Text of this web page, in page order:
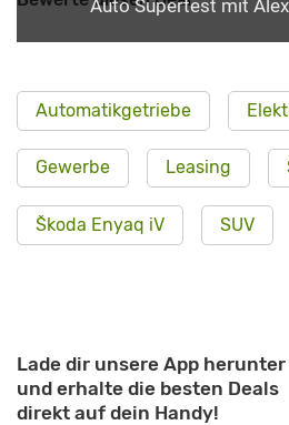
Auto Supertest mit
Automatikgetriebe
Gewerbe Leasing
Škoda Enyaq iV SUV
Lade dir unsere App herunter
und erhalte die besten Deals
direkt auf dein Handy!